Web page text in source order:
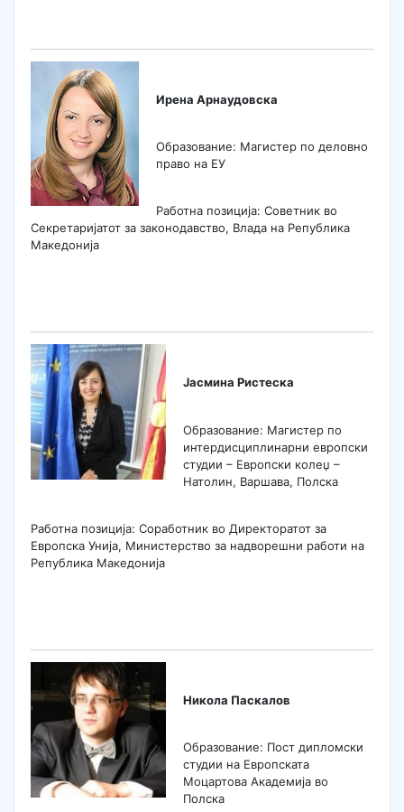
Ирена Арнаудовска
Образование: Магистер по деловно
право на ЕУ
Работна позиција: Советник во
Секретаријатот за законодавство, Влада на Република
Македонија
Јасмина Ристеска
Образование: Магистер по
интердисциплинарни европски
студии – Европски колеџ –
Натолин, Варшава, Полска
Работна позиција: Соработник во Директоратот за
Европска Унија, Министерство за надворешни работи на
Република Македонија
Никола Паскалов
Образование: Пост дипломски
студии на Европската
Моцартова Академија во
Полска